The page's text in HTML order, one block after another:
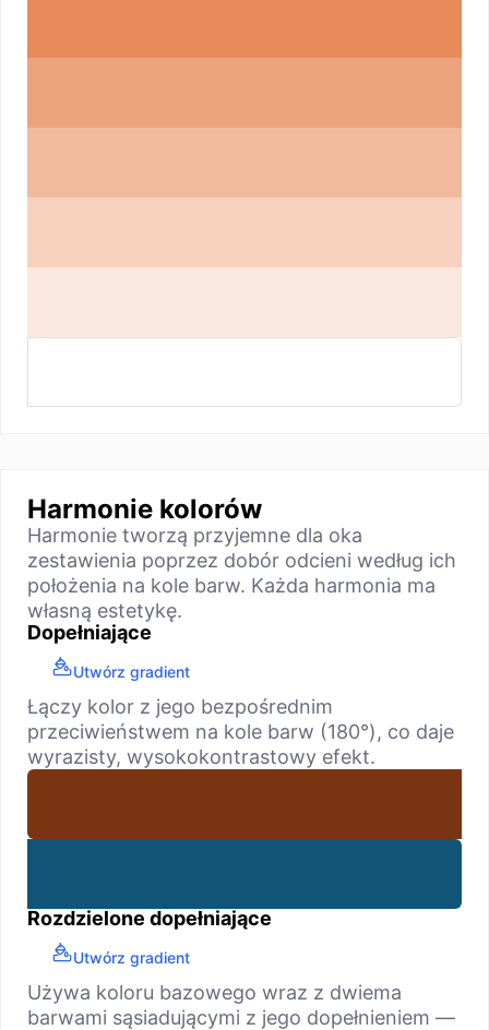
Harmonie kolorów
Harmonie tworzą przyjemne dla oka
zestawienia poprzez dobór odcieni według ich
położenia na kole barw. Każda harmonia ma
własną estetykę.
Dopełniające
Utwórz gradient
Łączy kolor z jego bezpośrednim
przeciwieństwem na kole barw (180°), co daje
wyrazisty, wysokokontrastowy efekt.
Rozdzielone dopełniające
Utwórz gradient
Używa koloru bazowego wraz z dwiema
barwami sąsiadującymi z jego dopełnieniem —